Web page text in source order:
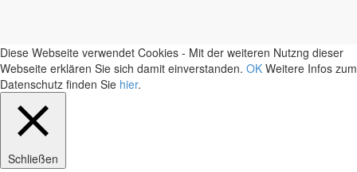
Diese Webseite verwendet Cookies - Mit der weiteren Nutzng dieser
Webseite erklären Sie sich damit einverstanden. OK Weitere Infos zum
Datenschutz finden Sie hier.
Schließen